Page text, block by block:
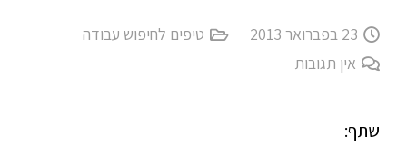
23 בפברואר 2013
טיפים לחיפוש עבודה
אין תגובות
שתף: